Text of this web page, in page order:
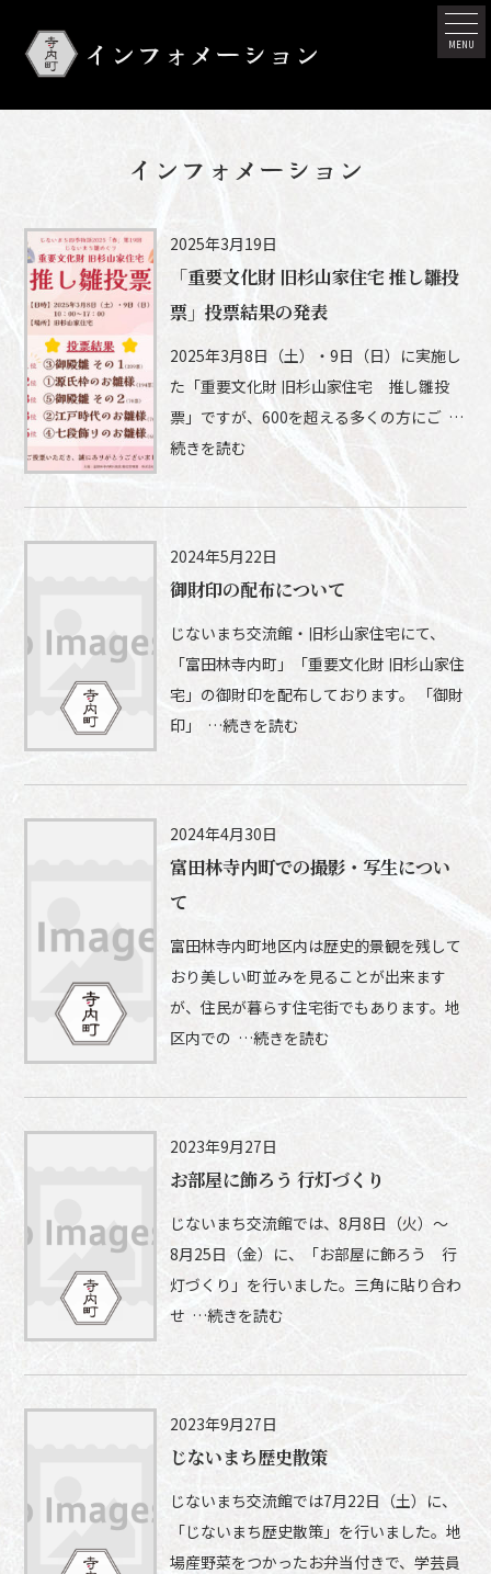
MENU
インフォメーション
インフォメーション
2025年3月19日
「重要文化財 旧杉山家住宅 推し雛投
票」投票結果の発表
2025年3月8日（土）・9日（日）に実施し
た「重要文化財 旧杉山家住宅 推し雛投
票」ですが、600を超える多くの方にご …
続きを読む
2024年5月22日
御財印の配布について
じないまち交流館・旧杉山家住宅にて、
「富田林寺内町」「重要文化財 旧杉山家住
宅」の御財印を配布しております。 「御財
印」 …続きを読む
2024年4月30日
富田林寺内町での撮影・写生につい
て
富田林寺内町地区内は歴史的景観を残して
おり美しい町並みを見ることが出来ます
が、住民が暮らす住宅街でもあります。地
区内での …続きを読む
2023年9月27日
お部屋に飾ろう 行灯づくり
じないまち交流館では、8月8日（火）～
8月25日（金）に、「お部屋に飾ろう 行
灯づくり」を行いました。三角に貼り合わ
せ …続きを読む
2023年9月27日
じないまち歴史散策
じないまち交流館では7月22日（土）に、
「じないまち歴史散策」を行いました。地
場産野菜をつかったお弁当付きで、学芸員